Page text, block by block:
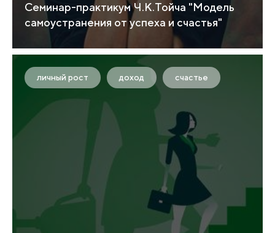
Семинар-практикум Ч.К.Тойча "Модель
самоустранения от успеха и счастья"
личный рост доход счастье